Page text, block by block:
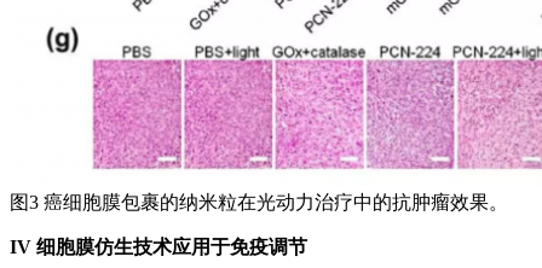
图3 癌细胞膜包裹的纳米粒在光动力治疗中的抗肿瘤效果。
IV 细胞膜仿生技术应用于免疫调节